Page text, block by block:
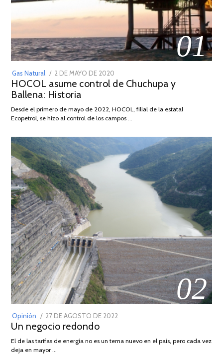
01
Gas Natural
POSTED
ON
2 DE MAYO DE 2020
DE
2026
HOCOL asume control de Chuchupa y
Ballena: Historia
Desde el primero de mayo de 2022, HOCOL, filial de la estatal
Ecopetrol, se hizo al control de los campos …
02
Opinión
POSTED
ON
27 DE AGOSTO DE 2022
DE
Un negocio redondo
El de las tarifas de energía no es un tema nuevo en el país, pero cada vez
deja en mayor …